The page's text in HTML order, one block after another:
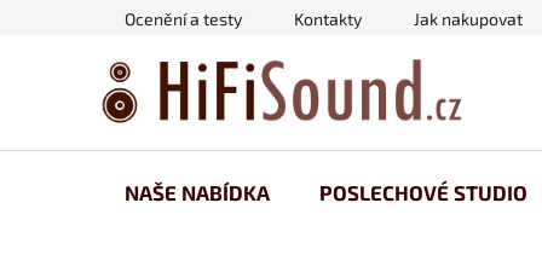
Ocenění a testy Kontakty Jak nakupovat
NAŠE NABÍDKA POSLECHOVÉ STUDIO